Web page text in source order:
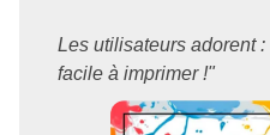
Les utilisateurs adorent
facile à imprimer !"